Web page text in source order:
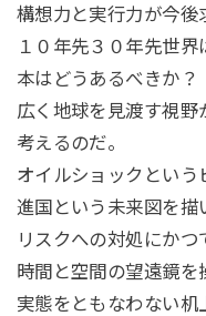
構想力と実行力が今後
１０年先３０年先世
本はどうあるべきか？
広く地球を見渡す視野
考えるのだ。
オイルショックとい
進国という未来図を描
リスクへの対処にかつ
時間と空間の望遠鏡を
実態をともなわない机